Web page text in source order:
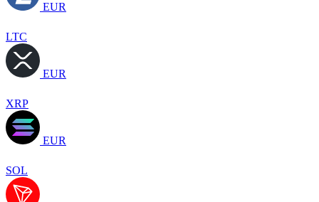
EUR
LTC
EUR
XRP
EUR
SOL